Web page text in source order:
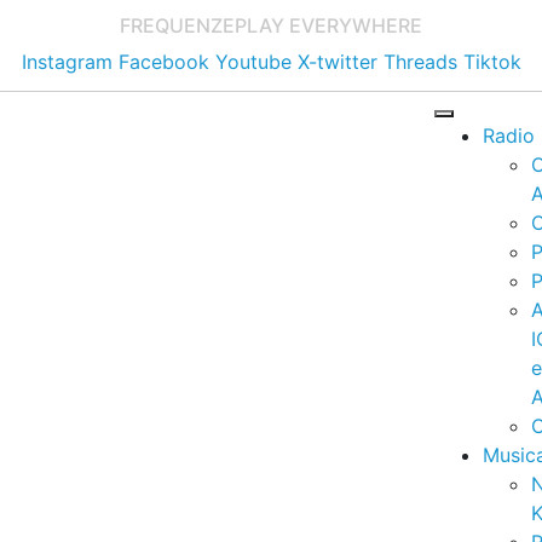
FREQUENZEPLAY EVERYWHERE
Instagram Facebook Youtube X-twitter Threads Tiktok
Radio
e